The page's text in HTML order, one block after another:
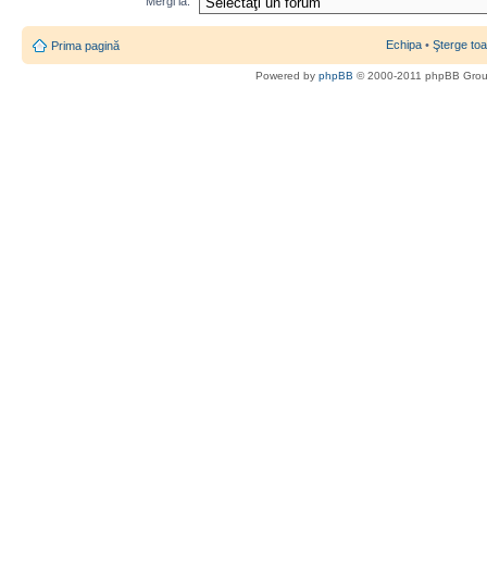
Prima pagină Echipa • Şterge
Powered by phpBB © 2000-2011 phpBB